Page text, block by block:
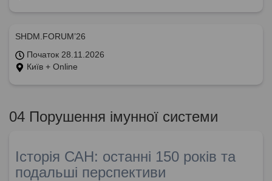
SHDM.FORUM’26
Початок 28.11.2026
Київ + Online
04 Порушення імунної системи
Історія САН: останні 150 років та
подальші перспективи